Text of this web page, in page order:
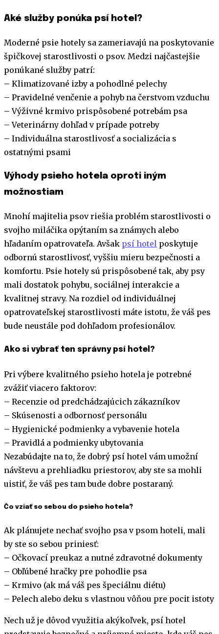
Aké služby ponúka psí hotel?
Moderné psie hotely sa zameriavajú na poskytovanie
špičkovej starostlivosti o psov. Medzi najčastejšie
ponúkané služby patrí:
– Klimatizované izby a pohodlné pelechy
– Pravidelné venčenie a pohyb na čerstvom vzduchu
– Výživné krmivo prispôsobené potrebám psa
– Veterinárny dohľad v prípade potreby
– Individuálna starostlivosť a socializácia s
ostatnými psami
Výhody psieho hotela oproti iným
možnostiam
Mnohí majitelia psov riešia problém starostlivosti o
svojho miláčika opýtaním sa známych alebo
hľadaním opatrovateľa. Avšak psí hotel poskytuje
odbornú starostlivosť, vyššiu mieru bezpečnosti a
komfortu. Psie hotely sú prispôsobené tak, aby psy
mali dostatok pohybu, sociálnej interakcie a
kvalitnej stravy. Na rozdiel od individuálnej
opatrovateľskej starostlivosti máte istotu, že váš pes
bude neustále pod dohľadom profesionálov.
Ako si vybrať ten správny psí hotel?
Pri výbere kvalitného psieho hotela je potrebné
zvážiť viacero faktorov:
– Recenzie od predchádzajúcich zákazníkov
– Skúsenosti a odbornosť personálu
– Hygienické podmienky a vybavenie hotela
– Pravidlá a podmienky ubytovania
Nezabúdajte na to, že dobrý psí hotel vám umožní
návštevu a prehliadku priestorov, aby ste sa mohli
uistiť, že váš pes tam bude dobre postaraný.
Čo vziať so sebou do psieho hotela?
Ak plánujete nechať svojho psa v psom hoteli, mali
by ste so sebou priniesť:
– Očkovací preukaz a nutné zdravotné dokumenty
– Obľúbené hračky pre pohodlie psa
– Krmivo (ak má váš pes špeciálnu diétu)
– Pelech alebo deku s vlastnou vôňou pre pocit istoty
Nech už je dôvod využitia akýkoľvek, psí hotel